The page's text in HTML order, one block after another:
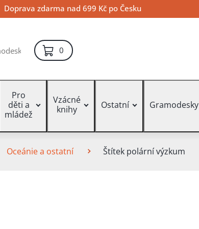
Doprava zdarma nad 699 Kč po Česku
0položek – košík
Pro
děti a
mládež
Vzácné
knihy
Ostatní Gramodesky
Oceánie a ostatní Štítek polární výzkum